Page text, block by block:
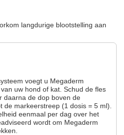
langdurige blootstelling aan
voegt u Megaderm
uw hond of kat. Schud de fles
daarna de dop boven de
de markeerstreep (1 dosis = 5 ml).
eenmaal per dag over het
wordt om Megaderm